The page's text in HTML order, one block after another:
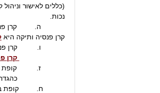
נכות.
ה. קרן
קרן פנסיה ותיקה היא
ו. קרן
קרן
ז. קופת
כהגדרתה בחוק
ח. קופת